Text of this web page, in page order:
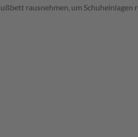
rausnehmen, um Schuheinlagen